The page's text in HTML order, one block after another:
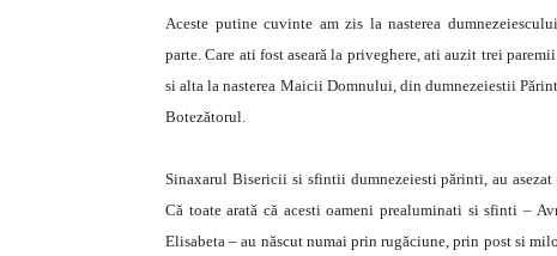
Aceste putine cuvinte am zis la nasterea
parte. Care ati fost aseară la priveghere, ati auzit trei
si alta la nasterea Maicii Domnului, din dumnezeiestii
Botezătorul.
Sinaxarul Bisericii si sfintii dumnezeiesti părinti, au
Că toate arată că acesti oameni prealuminati si sfinti –
Elisabeta – au născut numai prin rugăciune, prin post si